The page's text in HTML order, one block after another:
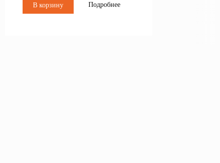
В корзину Подробнее